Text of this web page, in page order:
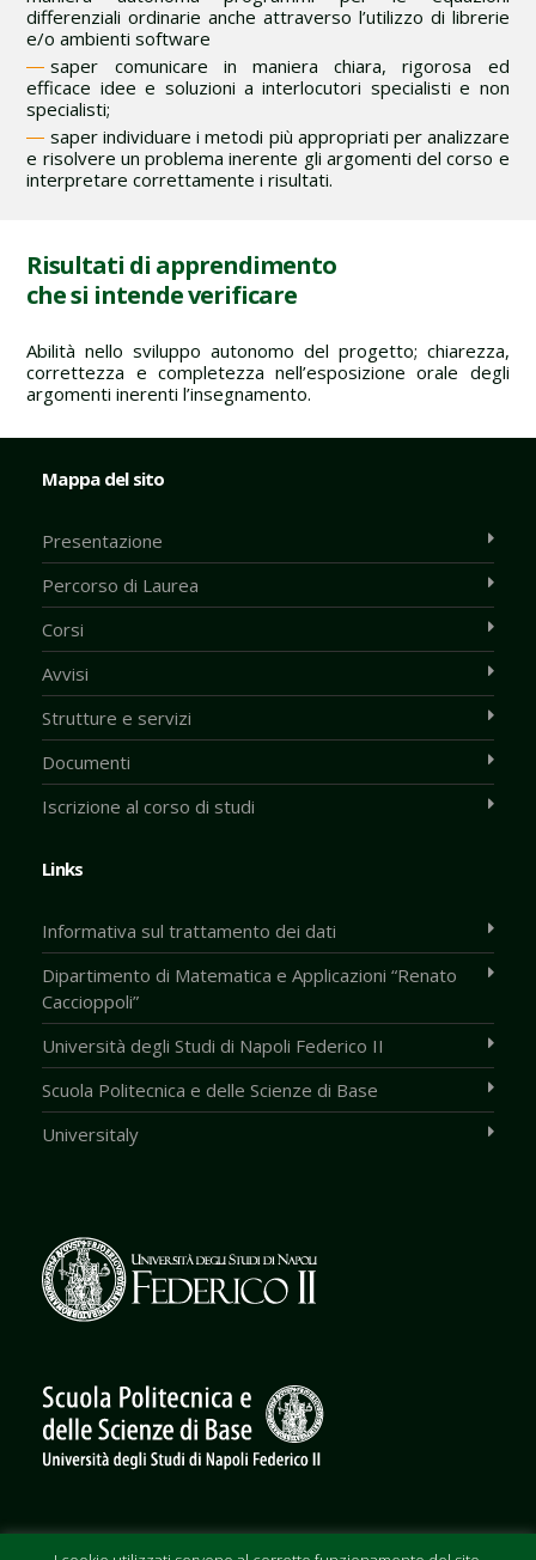
differenziali ordinarie anche attraverso l’utilizzo di librerie
e/o ambienti software
saper comunicare in maniera chiara, rigorosa ed
efficace idee e soluzioni a interlocutori specialisti e non
specialisti;
saper individuare i metodi più appropriati per analizzare
e risolvere un problema inerente gli argomenti del corso e
interpretare correttamente i risultati.
Risultati di apprendimento
che si intende verificare
Abilità nello sviluppo autonomo del progetto; chiarezza,
correttezza e completezza nell’esposizione orale degli
argomenti inerenti l’insegnamento.
Mappa del sito
Presentazione
Percorso di Laurea
Corsi
Avvisi
Strutture e servizi
Documenti
Iscrizione al corso di studi
Links
Informativa sul trattamento dei dati
Dipartimento di Matematica e Applicazioni “Renato
Caccioppoli”
Università degli Studi di Napoli Federico II
Scuola Politecnica e delle Scienze di Base
Universitaly